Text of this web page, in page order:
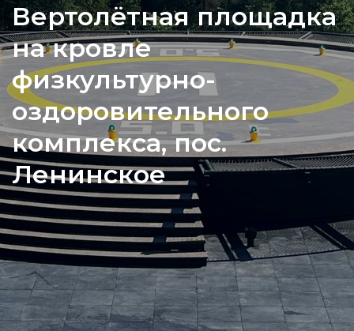
Вертолётная площадка
на кровле
физкультурно-
оздоровительного
комплекса, пос.
Ленинское